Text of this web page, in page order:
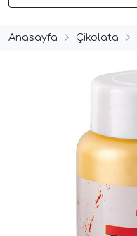
Anasayfa Çikolata